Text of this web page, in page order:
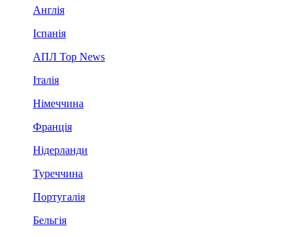
Англія
Іспанія
АПЛ Top News
Італія
Німеччина
Франція
Нідерланди
Туреччина
Португалія
Бельгія